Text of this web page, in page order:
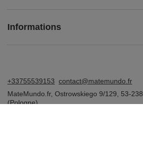
Informations
+33755539153 contact@matemundo.fr
MateMundo.fr, Ostrowskiego 9/129 53-238
(Pologne)